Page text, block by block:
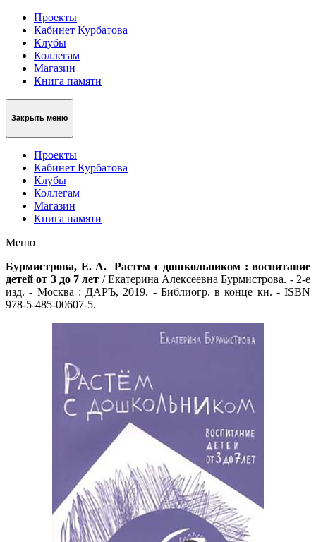
Проекты
Кабинет Курбатова
Клубы
Коллегам
Магазин
Книга памяти
Закрыть меню
Проекты
Кабинет Курбатова
Клубы
Коллегам
Магазин
Книга памяти
Меню
Бурмистрова, Е. А. Растем с дошкольником : воспитание
детей от 3 до 7 лет / Екатерина Алексеевна Бурмистрова. - 2-е
изд. - Москва : ДАРЪ, 2019. - Библиогр. в конце кн. - ISBN
978-5-485-00607-5.